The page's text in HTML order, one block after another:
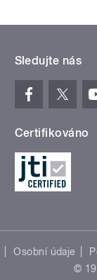
Sledujte nás
Certifikováno
Osobní údaje
©